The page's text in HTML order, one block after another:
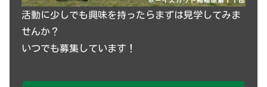
活動に少しでも興味を持ったらまずは見学してみま
せんか？
いつでも募集しています！